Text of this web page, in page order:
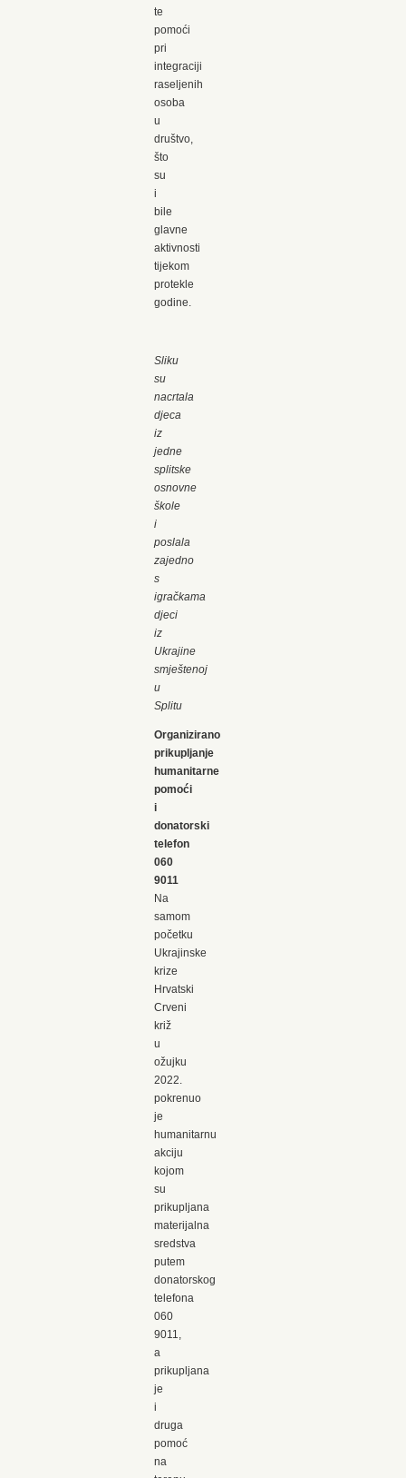
te
pomoći
pri
integraciji
raseljenih
osoba
u
društvo,
što
su
i
bile
glavne
aktivnosti
tijekom
protekle
godine.
Sliku
su
nacrtala
djeca
iz
jedne
splitske
osnovne
škole
i
poslala
zajedno
s
igračkama
djeci
iz
Ukrajine
smještenoj
u
Splitu
Organizirano
prikupljanje
humanitarne
pomoći
i
donatorski
telefon
060
9011
Na
samom
početku
Ukrajinske
krize
Hrvatski
Crveni
križ
u
ožujku
2022.
pokrenuo
je
humanitarnu
akciju
kojom
su
prikupljana
materijalna
sredstva
putem
donatorskog
telefona
060
9011,
a
prikupljana
je
i
druga
pomoć
na